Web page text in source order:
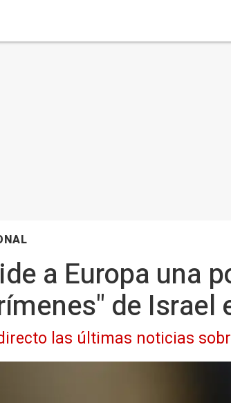
a Europa una
de Israel
las últimas noticias